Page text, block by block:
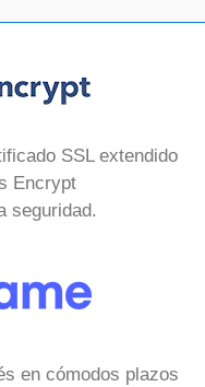
SSL extendido
Encrypt
seguridad.
en cómodos plazos